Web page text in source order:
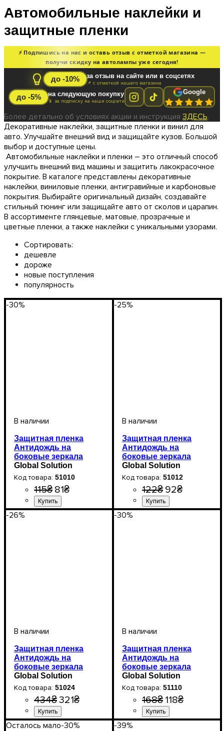
Автомобильные наклейки и
защитные пленки
⚡ Подпишись на нас и оставь отзыв с отметкой магазина —
получи скидку на автолампы уже сегодня!
до -10% за отзыв на сайте или в соцсетях
📌 с отметкой нашего магазина
до -5% на следующую покупку
📱 за подписку на наши соцсети
Google
Более детально об условиях акции и инструкция ЗДЕСЬ.
Декоративные наклейки, защитные пленки и винил для
авто. Улучшайте внешний вид и защищайте кузов. Большой
выбор и доступные цены.
Автомобильные наклейки и пленки – это отличный способ
улучшить внешний вид машины и защитить лакокрасочное
покрытие. В каталоге представлены декоративные
наклейки, виниловые пленки, антигравийные и карбоновые
покрытия. Выбирайте оригинальный дизайн, создавайте
стильный тюнинг или защищайте авто от сколов и царапин.
В ассортименте глянцевые, матовые, прозрачные и
цветные пленки, а также наклейки с уникальными узорами.
Сортировать:
дешевле
дороже
новые поступления
популярность
-30%
Защитная пленка
Антидождь на
боковые зеркала
автомобиля (51010)
10*10см
Global Solution
51010
115₴ 81₴
-25%
Защитная пленка
Антидождь на
боковые зеркала
автомобиля (51012)
127*87мм
Global Solution
51012
122₴ 92₴
-26%
Защитная пленка
Антидождь на
боковые зеркала
автомобиля (51024)
240*200
Global Solution
51024
434₴321₴
-30%
Защитная пленка
Антидождь на
боковые зеркала
автомобиля Premium
100*100мм
Global Solution
51110
168₴ 118₴
Осталось мало-30% -39%